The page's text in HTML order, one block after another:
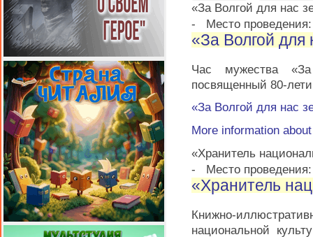
«За Волгой для нас
-
Место проведения:
«За Волгой для
Час мужества
посвященный 80-
«За Волгой для нас
More information
«Хранитель
-
Место
«Хранитель
Книжно-
национальной